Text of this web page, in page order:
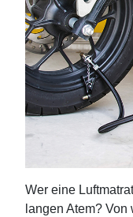
Wer eine
langen Atem?